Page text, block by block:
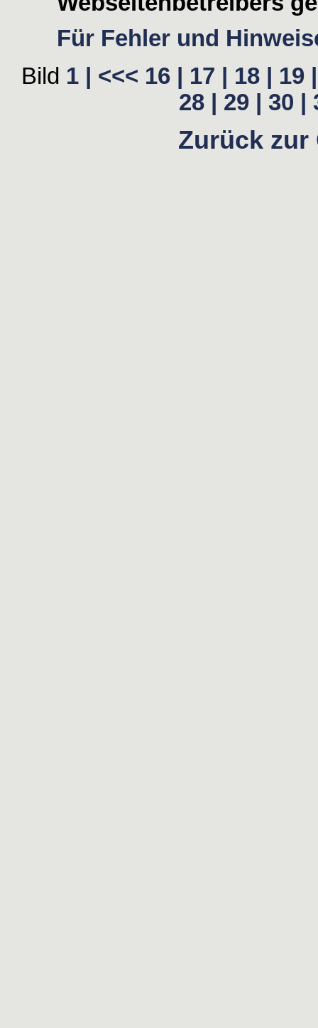
Für Fehler und
Bild 1 | <<< 16 | 17 | 18 |
19 |
28 |
29 | 30 |
Zurück zur